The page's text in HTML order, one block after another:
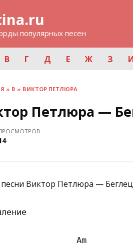
популярных песен
В Г Д Е Ж З
» В » ВИКТОР ПЕТЛЮРА
Петлюра —
песни Виктор Петлюра —
Am